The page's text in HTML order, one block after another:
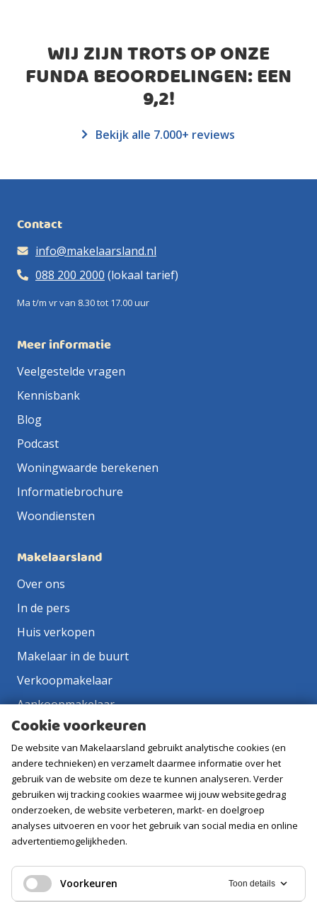
WIJ ZIJN TROTS OP ONZE
FUNDA BEOORDELINGEN: EEN
9,2!
Bekijk alle 7.000+ reviews
Contact
info@makelaarsland.nl
088 200 2000 (lokaal tarief)
Ma t/m vr van 8.30 tot 17.00 uur
Meer informatie
Veelgestelde vragen
Kennisbank
Blog
Podcast
Woningwaarde berekenen
Informatiebrochure
Woondiensten
Makelaarsland
Over ons
In de pers
Huis verkopen
Makelaar in de buurt
Verkoopmakelaar
Aankoopmakelaar
Contact
Vacatures
Volg ons
Cookie voorkeuren
De website van Makelaarsland gebruikt analytische cookies (en
andere technieken) en verzamelt daarmee informatie over het
gebruik van de website om deze te kunnen analyseren. Verder
gebruiken wij tracking cookies waarmee wij jouw websitegedrag
onderzoeken, de website verbeteren, markt- en doelgroep
analyses uitvoeren en voor het gebruik van social media en online
advertentiemogelijkheden.
Voorkeuren Toon details